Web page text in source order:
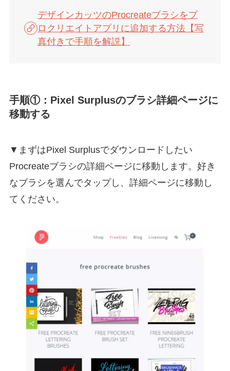
デザインカッツのProcreateブラシをプ
ロクリエイトアプリに追加する方法【写
真付きで手順を解説】
手順①：Pixel Surplusのブラシ詳細ページに
移動する
▼まずはPixel Surplusでダウンロードしたい
Procreateブラシの詳細ページに移動します。好き
なブラシを選んでタップし、詳細ページに移動し
てください。